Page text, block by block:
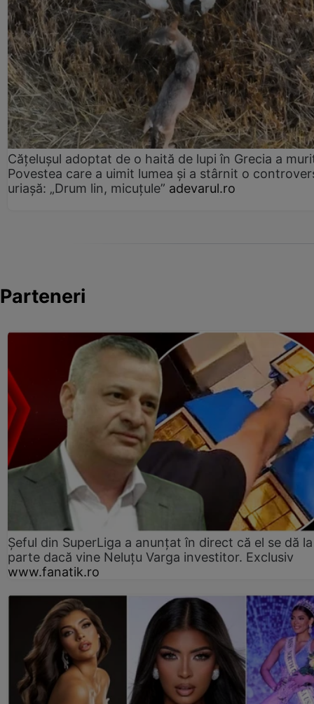
Cățelușul adoptat de o haită de lupi în Grecia a
Povestea care a uimit lumea și a stârnit o
uriașă: „Drum lin, micuțule” adevarul.ro
Parteneri
Șeful din SuperLiga a anunțat în direct că el se dă
parte dacă vine Neluțu Varga investitor. Exclusiv
www.fanatik.ro